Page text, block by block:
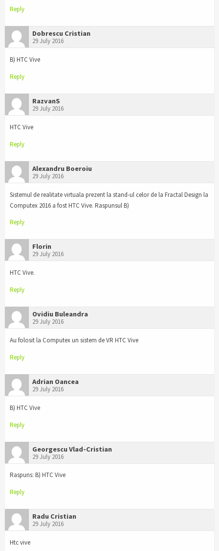
Reply
Dobrescu Cristian
29 July 2016
B) HTC Vive
Reply
RazvanS
29 July 2016
HTC Vive
Reply
Alexandru Boeroiu
29 July 2016
Sistemul de realitate virtuala prezent la stand-ul celor de la Fractal Design la
Computex 2016 a fost HTC Vive. Raspunsul B)
Reply
Florin
29 July 2016
HTC Vive.
Reply
Ovidiu Buleandra
29 July 2016
Au folosit la Computex un sistem de VR HTC Vive
Reply
Adrian Oancea
29 July 2016
B) HTC Vive
Reply
Georgescu Vlad-Cristian
29 July 2016
Raspuns: B) HTC Vive
Reply
Radu Cristian
29 July 2016
Htc vive